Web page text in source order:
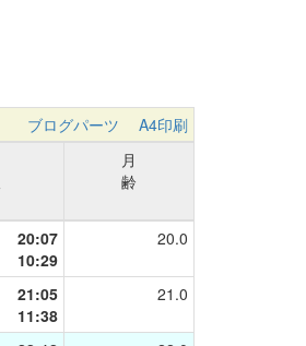
ブログパーツ
A4印刷
月
齢
20:07
10:29
20.0
21:05
11:38
21.0